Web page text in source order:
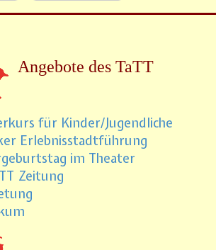
Angebote des TaTT
für Kinder/Jugendliche
Erlebnisstadtführung
im Theater
Zeitung